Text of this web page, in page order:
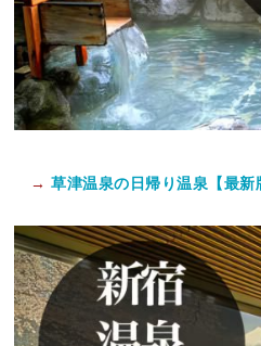
→ 草津温泉の日帰り温泉【最